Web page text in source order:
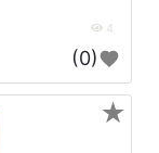
4
(0)
★